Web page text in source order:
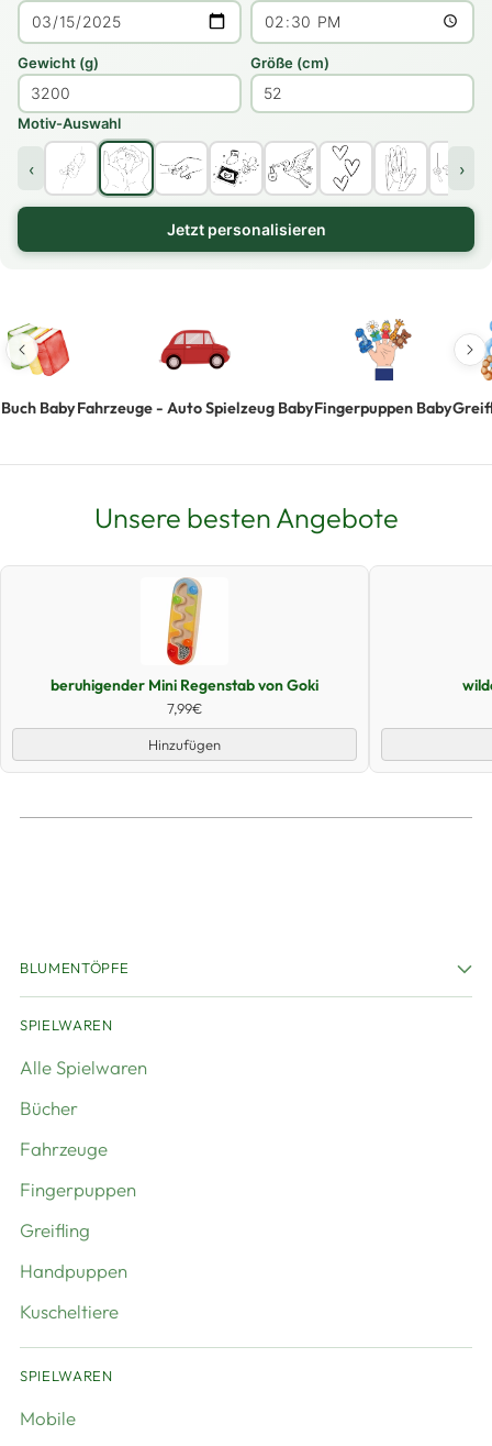
Gewicht (g) Größe (cm)
Motiv-Auswahl
‹ ›
Jetzt personalisieren
Buch BabyFahrzeuge - Auto Spielzeug BabyFingerpuppen Baby
Unsere besten Angebote
Schnellansicht
beruhigender Mini Regenstab von Goki
7,99€
Hinzufügen
BLUMENTÖPFE
SPIELWAREN
Alle Spielwaren
Bücher
Fahrzeuge
Fingerpuppen
Greifling
Handpuppen
Kuscheltiere
SPIELWAREN
Mobile